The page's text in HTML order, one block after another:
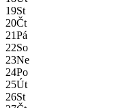
19St
20Čt
21Pá
22So
23Ne
24Po
25Út
26St